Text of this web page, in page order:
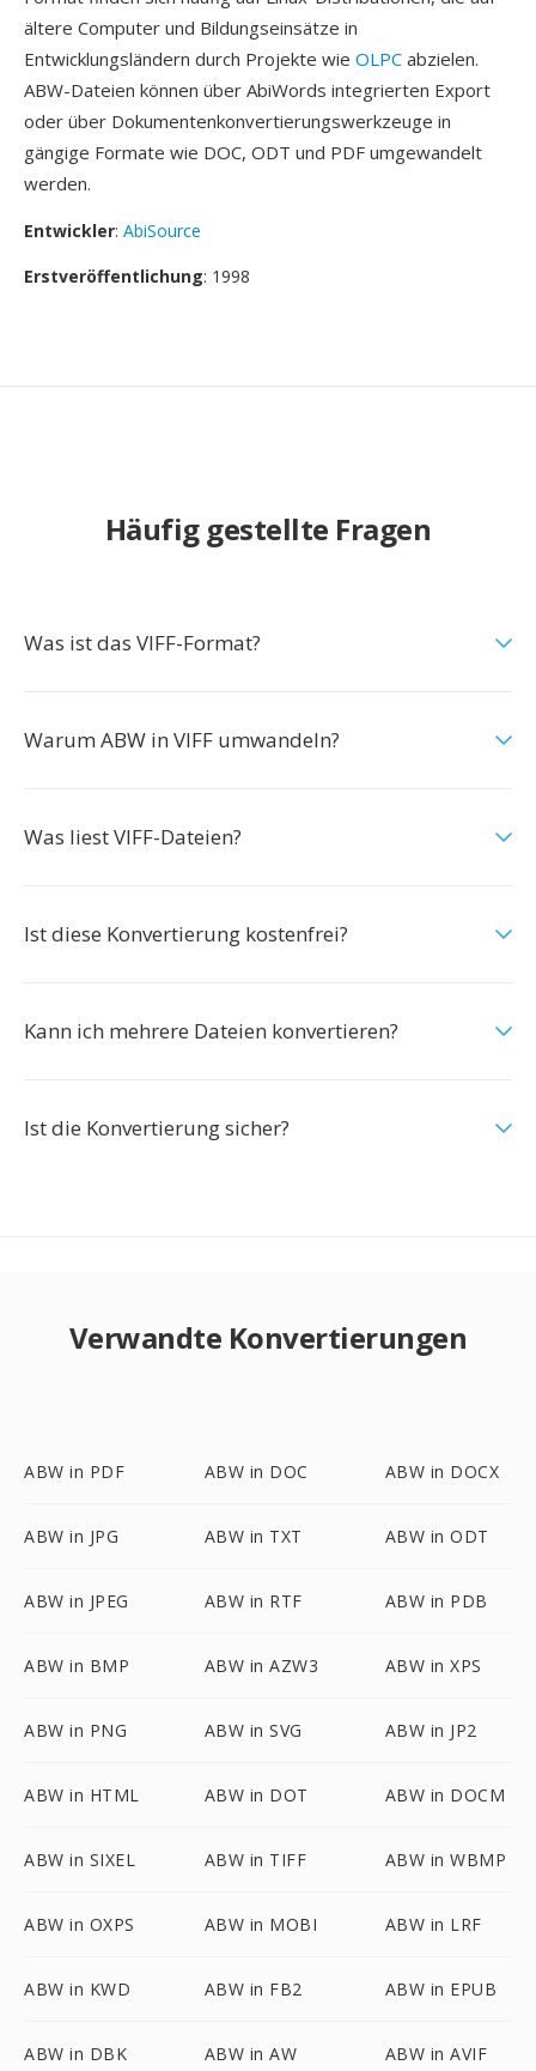
ältere Computer und Bildungseinsätze in
Entwicklungsländern durch Projekte wie OLPC abzielen.
ABW-Dateien können über AbiWords integrierten Export
oder über Dokumentenkonvertierungswerkzeuge in
gängige Formate wie DOC, ODT und PDF umgewandelt
werden.
Entwickler: AbiSource
Erstveröffentlichung: 1998
Häufig gestellte Fragen
Was ist das VIFF-Format?
Warum ABW in VIFF umwandeln?
Was liest VIFF-Dateien?
Ist diese Konvertierung kostenfrei?
Kann ich mehrere Dateien konvertieren?
Ist die Konvertierung sicher?
Verwandte Konvertierungen
ABW in PDF ABW in DOC ABW in DOCX
ABW in JPG ABW in TXT ABW in ODT
ABW in JPEG ABW in RTF ABW in PDB
ABW in BMP ABW in AZW3 ABW in XPS
ABW in PNG ABW in SVG ABW in JP2
ABW in HTML ABW in DOT ABW in DOCM
ABW in SIXEL ABW in TIFF ABW in WBMP
ABW in OXPS ABW in MOBI ABW in LRF
ABW in KWD ABW in FB2 ABW in EPUB
ABW in DBK ABW in AW ABW in AVIF